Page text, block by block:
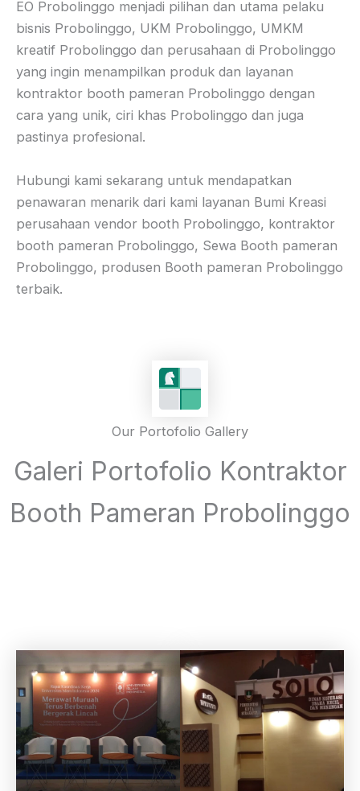
EO Probolinggo menjadi pilihan dan utama pelaku
bisnis Probolinggo, UKM Probolinggo, UMKM
kreatif Probolinggo dan perusahaan di Probolinggo
yang ingin menampilkan produk dan layanan
kontraktor booth pameran Probolinggo dengan
cara yang unik, ciri khas Probolinggo dan juga
pastinya profesional.
Hubungi kami sekarang untuk mendapatkan
penawaran menarik dari kami layanan Bumi Kreasi
perusahaan vendor booth Probolinggo, kontraktor
booth pameran Probolinggo, Sewa Booth pameran
Probolinggo, produsen Booth pameran Probolinggo
terbaik.
Our Portofolio Gallery
Galeri Portofolio Kontraktor
Booth Pameran Probolinggo